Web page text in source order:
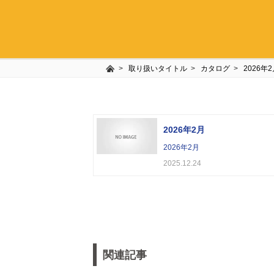
取り扱いタイトル カタログ 2026年2
2026年2月
2026年2月
2025.12.24
関連記事